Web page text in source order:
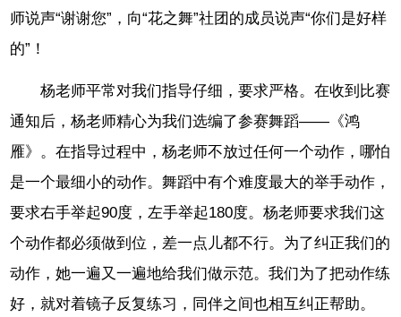
师说声“谢谢您”，向“花之舞”社团的成员说声“你们是好样
的”！
杨老师平常对我们指导仔细，要求严格。在收到比赛
通知后，杨老师精心为我们选编了参赛舞蹈——《鸿
雁》。在指导过程中，杨老师不放过任何一个动作，哪怕
是一个最细小的动作。舞蹈中有个难度最大的举手动作，
要求右手举起90度，左手举起180度。杨老师要求我们这
个动作都必须做到位，差一点儿都不行。为了纠正我们的
动作，她一遍又一遍地给我们做示范。我们为了把动作练
好，就对着镜子反复练习，同伴之间也相互纠正帮助。